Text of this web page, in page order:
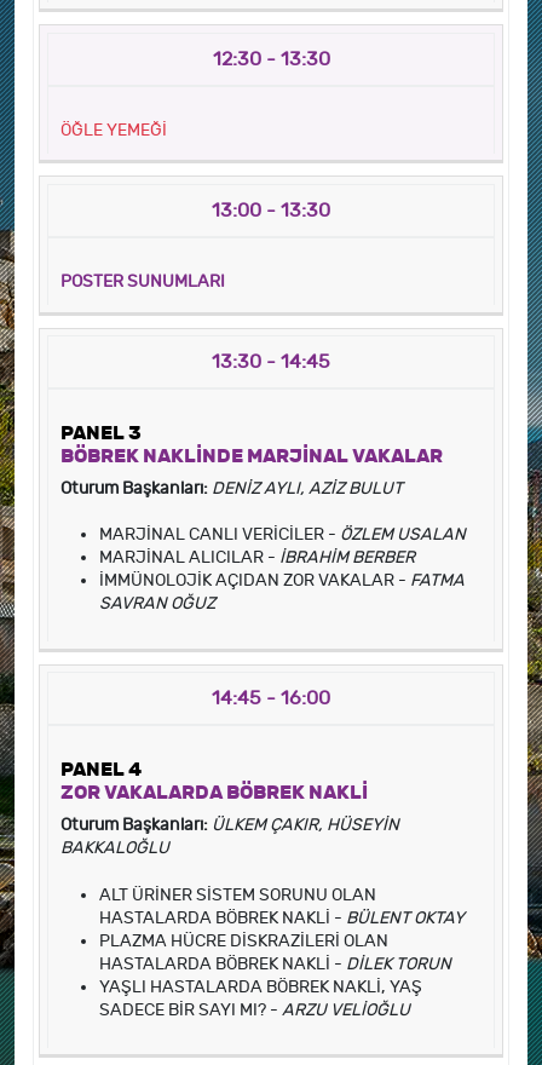
12:30 - 13:30
ÖĞLE YEMEĞİ
13:00 - 13:30
POSTER SUNUMLARI
13:30 - 14:45
PANEL 3
BÖBREK NAKLİNDE MARJİNAL VAKALAR
Oturum Başkanları: DENİZ AYLI, AZİZ BULUT
MARJİNAL CANLI VERİCİLER - ÖZLEM USALAN
MARJİNAL ALICILAR - İBRAHİM BERBER
İMMÜNOLOJİK AÇIDAN ZOR VAKALAR - FATMA
SAVRAN OĞUZ
14:45 - 16:00
PANEL 4
ZOR VAKALARDA BÖBREK NAKLİ
Oturum Başkanları: ÜLKEM ÇAKIR, HÜSEYİN
BAKKALOĞLU
ALT ÜRİNER SİSTEM SORUNU OLAN
HASTALARDA BÖBREK NAKLİ - BÜLENT OKTAY
PLAZMA HÜCRE DİSKRAZİLERİ OLAN
HASTALARDA BÖBREK NAKLİ - DİLEK TORUN
YAŞLI HASTALARDA BÖBREK NAKLİ, YAŞ
SADECE BİR SAYI MI? - ARZU VELİOĞLU